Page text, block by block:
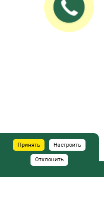
Принять Настроить
Отклонить